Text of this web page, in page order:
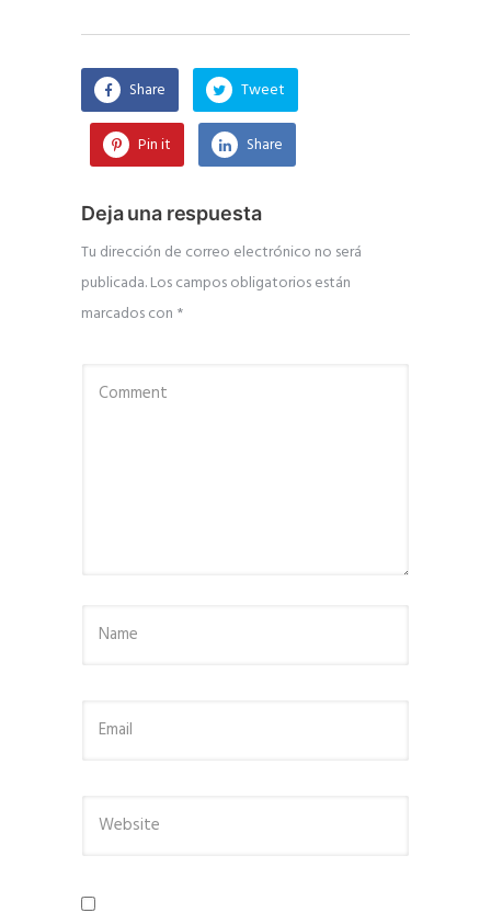
Share Tweet
Pin it Share
Deja una respuesta
Tu dirección de correo electrónico no será
publicada.Los campos obligatorios están
marcados con *